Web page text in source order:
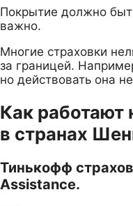
Покрытие должно
важно.
Многие страховки
за границей.
но действовать она
Как работают
в странах
Тинькофф
Assistance.